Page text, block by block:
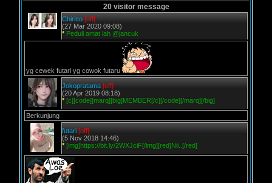
20 visitor message
Chiritto [off]
(27 Mar 2020 09:08)
* Peduli amat lah @jancuk
yg cewek futari yg cowok futaru
Jokopratama [off]
(20 Apr 2019 08:18)
* [c][code][marq][big]MEMBER[/c][/code][/marq][/big]
Berkunjung
futari [off]
(5 Nov 2018 14:46)
* [img]https://bit.ly/2WXJciF[/img][red]Nii..[/red]